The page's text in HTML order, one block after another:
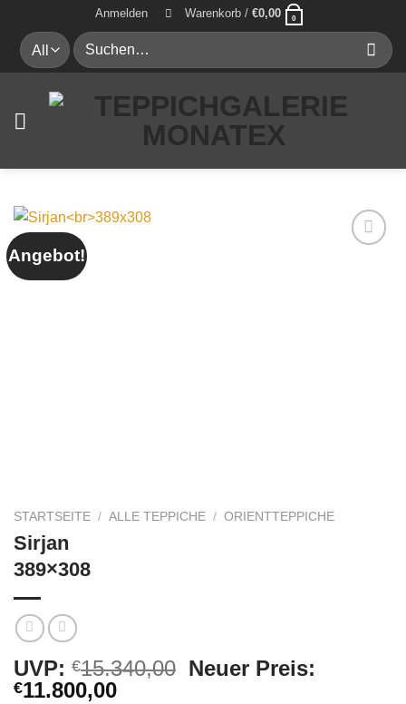
Inhalt
springen
Anmelden Warenkorb / €0,00 0
Suche
nach:
Angebot!
STARTSEITE / ALLE TEPPICHE / ORIENTTEPPICHE
Sirjan
389×308
UVP: €15.340,00 Ursprünglicher
Neuer Preis:
€11.800,00Aktueller